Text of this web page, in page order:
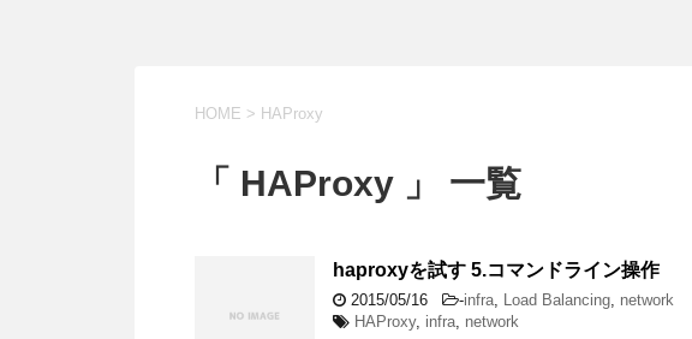
HOME > HAProxy
「 HAProxy 」 一覧
haproxyを試す 5.コマンドライン操作
2015/05/16 -infra, Load Balancing, network
HAProxy, infra, network